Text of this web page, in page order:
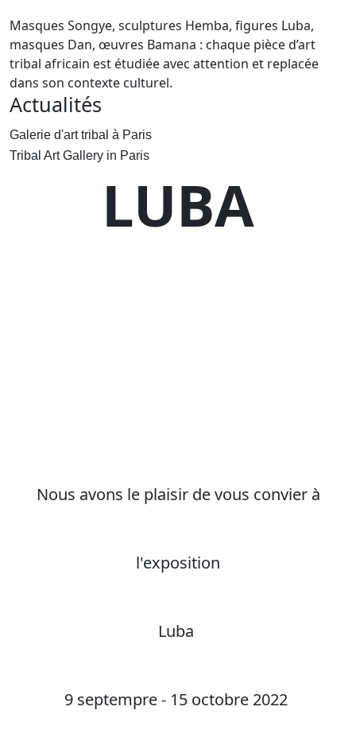
Masques Songye, sculptures Hemba, figures Luba,
masques Dan, œuvres Bamana : chaque pièce d’art
tribal africain est étudiée avec attention et replacée
dans son contexte culturel.
Actualités
Galerie d'art tribal à Paris
Tribal Art Gallery in Paris
LUBA
Nous avons le plaisir de vous convier à
l'exposition
Luba
9 septempre - 15 octobre 2022